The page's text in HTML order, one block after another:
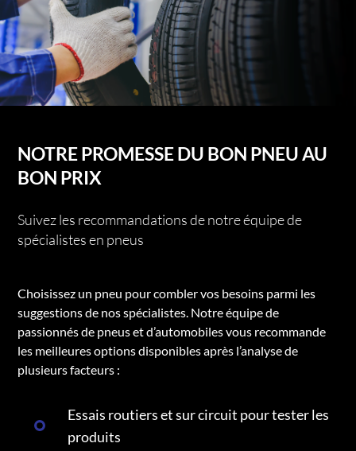
NOTRE PROMESSE DU BON PNEU AU
BON PRIX
Suivez les recommandations de notre équipe de
spécialistes en pneus
Choisissez un pneu pour combler vos besoins parmi les
suggestions de nos spécialistes. Notre équipe de
passionnés de pneus et d’automobiles vous recommande
les meilleures options disponibles après l’analyse de
plusieurs facteurs :
Essais routiers et sur circuit pour tester les
produits